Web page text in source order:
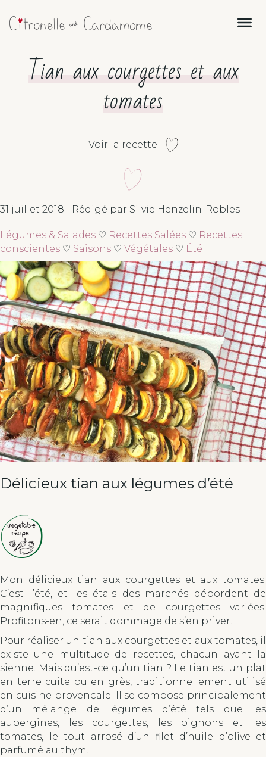
Tian aux courgettes et aux
tomates
Voir la recette
31 juillet 2018 | Rédigé par Silvie Henzelin-Robles
Légumes & Salades ♡ Recettes Salées ♡ Recettes
conscientes ♡ Saisons ♡ Végétales ♡ Été
Délicieux tian aux légumes d’été
Mon délicieux tian aux courgettes et aux tomates.
C’est l’été, et les étals des marchés débordent de
magnifiques tomates et de courgettes variées.
Profitons-en, ce serait dommage de s’en priver.
Pour réaliser un tian aux courgettes et aux tomates, il
existe une multitude de recettes, chacun ayant la
sienne. Mais qu’est-ce qu’un tian ? Le tian est un plat
en terre cuite ou en grès, traditionnellement utilisé
en cuisine provençale. Il se compose principalement
d’un mélange de légumes d’été tels que les
aubergines, les courgettes, les oignons et les
tomates, le tout arrosé d’un filet d’huile d’olive et
parfumé au thym.